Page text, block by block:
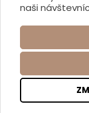
naši
Všeobecné
Ochrana
Nastavenie
Copyright © 2024